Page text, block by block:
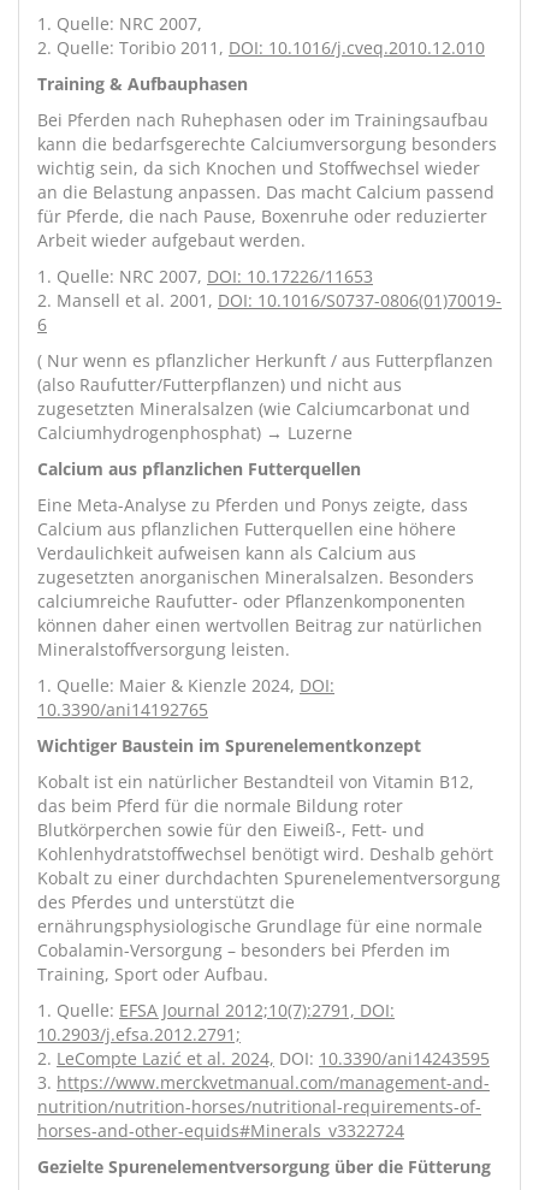
1. Quelle: NRC 2007,
2. Quelle: Toribio 2011, DOI: 10.1016/j.cveq.2010.12.010
Training & Aufbauphasen
Bei Pferden nach Ruhephasen oder im Trainingsaufbau
kann die bedarfsgerechte Calciumversorgung besonders
wichtig sein, da sich Knochen und Stoffwechsel wieder
an die Belastung anpassen. Das macht Calcium passend
für Pferde, die nach Pause, Boxenruhe oder reduzierter
Arbeit wieder aufgebaut werden.
1. Quelle: NRC 2007, DOI: 10.17226/11653
2. Mansell et al. 2001, DOI: 10.1016/S0737-0806(01)70019-
6
( Nur wenn es pflanzlicher Herkunft / aus Futterpflanzen
(also Raufutter/Futterpflanzen) und nicht aus
zugesetzten Mineralsalzen (wie Calciumcarbonat und
Calciumhydrogenphosphat) → Luzerne
Calcium aus pflanzlichen Futterquellen
Eine Meta-Analyse zu Pferden und Ponys zeigte, dass
Calcium aus pflanzlichen Futterquellen eine höhere
Verdaulichkeit aufweisen kann als Calcium aus
zugesetzten anorganischen Mineralsalzen. Besonders
calciumreiche Raufutter- oder Pflanzenkomponenten
können daher einen wertvollen Beitrag zur natürlichen
Mineralstoffversorgung leisten.
1. Quelle: Maier & Kienzle 2024, DOI:
10.3390/ani14192765
Wichtiger Baustein im Spurenelementkonzept
Kobalt ist ein natürlicher Bestandteil von Vitamin B12,
das beim Pferd für die normale Bildung roter
Blutkörperchen sowie für den Eiweiß-, Fett- und
Kohlenhydratstoffwechsel benötigt wird. Deshalb gehört
Kobalt zu einer durchdachten Spurenelementversorgung
des Pferdes und unterstützt die
ernährungsphysiologische Grundlage für eine normale
Cobalamin-Versorgung – besonders bei Pferden im
Training, Sport oder Aufbau.
1. Quelle: EFSA Journal 2012;10(7):2791, DOI:
10.2903/j.efsa.2012.2791;
2. LeCompte Lazić et al. 2024, DOI: 10.3390/ani14243595
3. https://www.merckvetmanual.com/management-and-
nutrition/nutrition-horses/nutritional-requirements-of-
horses-and-other-equids#Minerals_v3322724
Gezielte Spurenelementversorgung über die Fütterung